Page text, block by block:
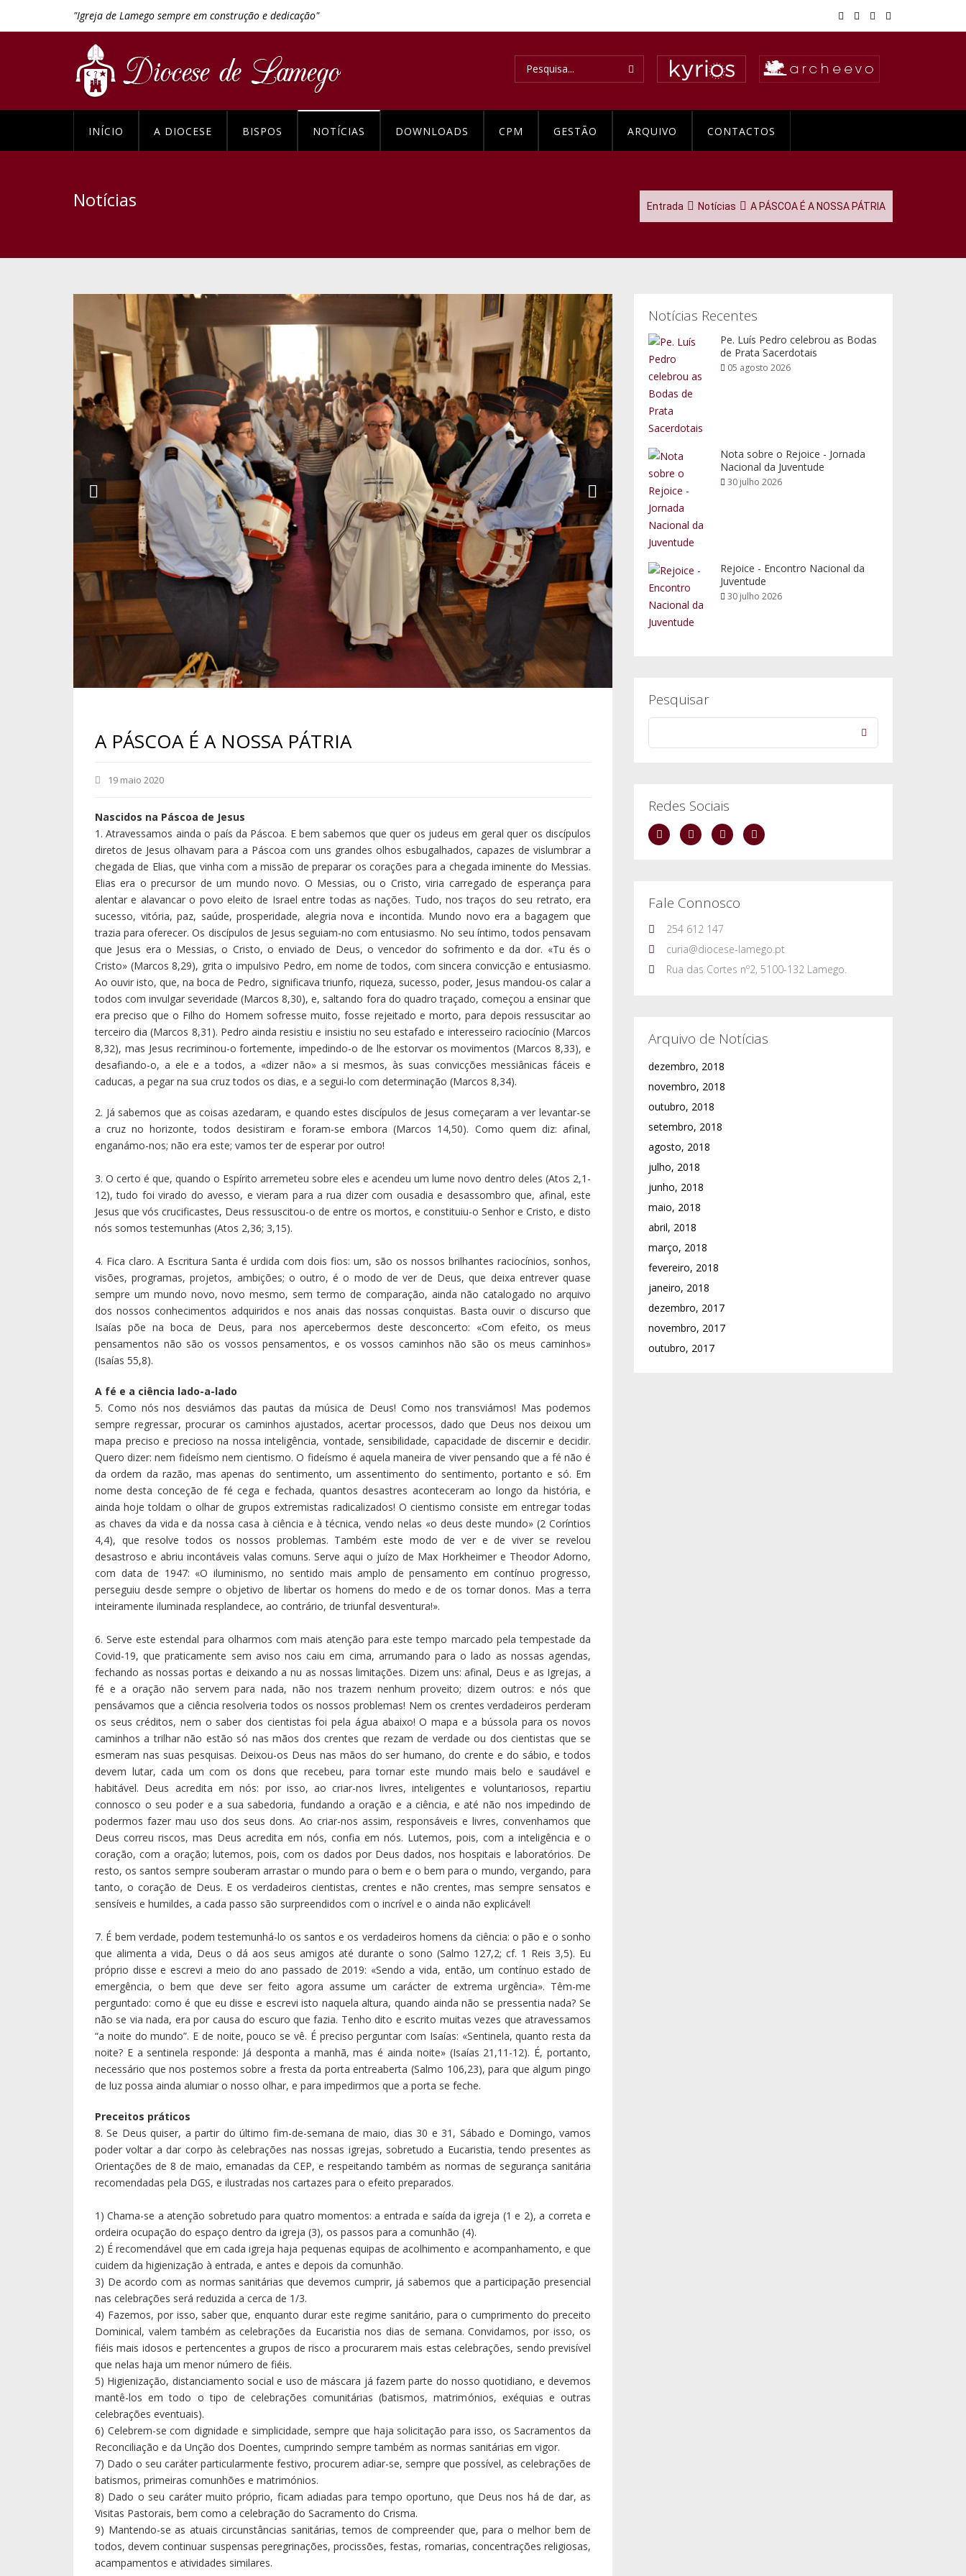
"Igreja de Lamego sempre em construção e dedicação"
INÍCIO A DIOCESE BISPOS NOTÍCIAS DOWNLOADS CPM GESTÃO ARQUIVO CONTACTOS
Notícias Entrada Notícias A PÁSCOA É A NOSSA PÁTRIA
Previous Next
A PÁSCOA É A NOSSA PÁTRIA
19 maio 2020
Nascidos na Páscoa de Jesus
1. Atravessamos ainda o país da Páscoa. E bem sabemos que quer os judeus em geral quer os discípulos
diretos de Jesus olhavam para a Páscoa com uns grandes olhos esbugalhados, capazes de vislumbrar a
chegada de Elias, que vinha com a missão de preparar os corações para a chegada iminente do Messias.
Elias era o precursor de um mundo novo. O Messias, ou o Cristo, viria carregado de esperança para
alentar e alavancar o povo eleito de Israel entre todas as nações. Tudo, nos traços do seu retrato, era
sucesso, vitória, paz, saúde, prosperidade, alegria nova e incontida. Mundo novo era a bagagem que
trazia para oferecer. Os discípulos de Jesus seguiam-no com entusiasmo. No seu íntimo, todos pensavam
que Jesus era o Messias, o Cristo, o enviado de Deus, o vencedor do sofrimento e da dor. «Tu és o
Cristo» (Marcos 8,29), grita o impulsivo Pedro, em nome de todos, com sincera convicção e entusiasmo.
Ao ouvir isto, que, na boca de Pedro, significava triunfo, riqueza, sucesso, poder, Jesus mandou-os calar a
todos com invulgar severidade (Marcos 8,30), e, saltando fora do quadro traçado, começou a ensinar que
era preciso que o Filho do Homem sofresse muito, fosse rejeitado e morto, para depois ressuscitar ao
terceiro dia (Marcos 8,31). Pedro ainda resistiu e insistiu no seu estafado e interesseiro raciocínio (Marcos
8,32), mas Jesus recriminou-o fortemente, impedindo-o de lhe estorvar os movimentos (Marcos 8,33), e
desafiando-o, a ele e a todos, a «dizer não» a si mesmos, às suas convicções messiânicas fáceis e
caducas, a pegar na sua cruz todos os dias, e a segui-lo com determinação (Marcos 8,34).
a cruz no horizonte, todos desistiram e foram-se embora (Marcos 14,50). Como quem diz: afinal,
enganámo-nos; não era este; vamos ter de esperar por outro!
3. O certo é que, quando o Espírito arremeteu sobre eles e acendeu um lume novo dentro deles (Atos 2,1-
Jesus que vós crucificastes, Deus ressuscitou-o de entre os mortos, e constituiu-o Senhor e Cristo, e disto
nós somos testemunhas (Atos 2,36; 3,15).
4. Fica claro. A Escritura Santa é urdida com dois fios: um, são os nossos brilhantes raciocínios, sonhos,
visões, programas, projetos, ambições; o outro, é o modo de ver de Deus, que deixa entrever quase
sempre um mundo novo, novo mesmo, sem termo de comparação, ainda não catalogado no arquivo
dos nossos conhecimentos adquiridos e nos anais das nossas conquistas. Basta ouvir o discurso que
Isaías põe na boca de Deus, para nos apercebermos deste desconcerto: «Com efeito, os meus
pensamentos não são os vossos pensamentos, e os vossos caminhos não são os meus caminhos»
(Isaías 55,8).
A fé e a ciência lado-a-lado
5. Como nós nos desviámos das pautas da música de Deus! Como nos transviámos! Mas podemos
sempre regressar, procurar os caminhos ajustados, acertar processos, dado que Deus nos deixou um
mapa preciso e precioso na nossa inteligência, vontade, sensibilidade, capacidade de discernir e decidir.
Quero dizer: nem fideísmo nem cientismo. O fideísmo é aquela maneira de viver pensando que a fé não é
da ordem da razão, mas apenas do sentimento, um assentimento do sentimento, portanto e só. Em
ainda hoje toldam o olhar de grupos extremistas radicalizados! O cientismo consiste em entregar todas
as chaves da vida e da nossa casa à ciência e à técnica, vendo nelas «o deus deste mundo» (2 Coríntios
4,4), que resolve todos os nossos problemas. Também este modo de ver e de viver se revelou
com data de 1947: «O iluminismo, no sentido mais amplo de pensamento em contínuo progresso,
perseguiu desde sempre o objetivo de libertar os homens do medo e de os tornar donos. Mas a terra
inteiramente iluminada resplandece, ao contrário, de triunfal desventura!».
Covid-19, que praticamente sem aviso nos caiu em cima, arrumando para o lado as nossas agendas,
fechando as nossas portas e deixando a nu as nossas limitações. Dizem uns: afinal, Deus e as Igrejas, a
fé e a oração não servem para nada, não nos trazem nenhum proveito; dizem outros: e nós que
pensávamos que a ciência resolveria todos os nossos problemas! Nem os crentes verdadeiros perderam
os seus créditos, nem o saber dos cientistas foi pela água abaixo! O mapa e a bússola para os novos
caminhos a trilhar não estão só nas mãos dos crentes que rezam de verdade ou dos cientistas que se
esmeram nas suas pesquisas. Deixou-os Deus nas mãos do ser humano, do crente e do sábio, e todos
habitável. Deus acredita em nós: por isso, ao criar-nos livres, inteligentes e voluntariosos, repartiu
connosco o seu poder e a sua sabedoria, fundando a oração e a ciência, e até não nos impedindo de
podermos fazer mau uso dos seus dons. Ao criar-nos assim, responsáveis e livres, convenhamos que
Deus correu riscos, mas Deus acredita em nós, confia em nós. Lutemos, pois, com a inteligência e o
coração, com a oração; lutemos, pois, com os dados por Deus dados, nos hospitais e laboratórios. De
resto, os santos sempre souberam arrastar o mundo para o bem e o bem para o mundo, vergando, para
tanto, o coração de Deus. E os verdadeiros cientistas, crentes e não crentes, mas sempre sensatos e
sensíveis e humildes, a cada passo são surpreendidos com o incrível e o ainda não explicável!
7. É bem verdade, podem testemunhá-lo os santos e os verdadeiros homens da ciência: o pão e o sonho
que alimenta a vida, Deus o dá aos seus amigos até durante o sono (Salmo 127,2; cf. 1 Reis 3,5). Eu
próprio disse e escrevi a meio do ano passado de 2019: «Sendo a vida, então, um contínuo estado de
emergência, o bem que deve ser feito agora assume um carácter de extrema urgência». Têm-me
perguntado: como é que eu disse e escrevi isto naquela altura, quando ainda não se pressentia nada? Se
“a noite do mundo”. E de noite, pouco se vê. É preciso perguntar com Isaías: «Sentinela, quanto resta da
noite? E a sentinela responde: Já desponta a manhã, mas é ainda noite» (Isaías 21,11-12). É, portanto,
necessário que nos postemos sobre a fresta da porta entreaberta (Salmo 106,23), para que algum pingo
de luz possa ainda alumiar o nosso olhar, e para impedirmos que a porta se feche.
Preceitos práticos
8. Se Deus quiser, a partir do último fim-de-semana de maio, dias 30 e 31, Sábado e Domingo, vamos
poder voltar a dar corpo às celebrações nas nossas igrejas, sobretudo a Eucaristia, tendo presentes as
Orientações de 8 de maio, emanadas da CEP, e respeitando também as normas de segurança sanitária
recomendadas pela DGS, e ilustradas nos cartazes para o efeito preparados.
1) Chama-se a atenção sobretudo para quatro momentos: a entrada e saída da igreja (1 e 2), a correta e
ordeira ocupação do espaço dentro da igreja (3), os passos para a comunhão (4).
2) É recomendável que em cada igreja haja pequenas equipas de acolhimento e acompanhamento, e que
cuidem da higienização à entrada, e antes e depois da comunhão.
3) De acordo com as normas sanitárias que devemos cumprir, já sabemos que a participação presencial
nas celebrações será reduzida a cerca de 1/3.
Dominical, valem também as celebrações da Eucaristia nos dias de semana. Convidamos, por isso, os
fiéis mais idosos e pertencentes a grupos de risco a procurarem mais estas celebrações, sendo previsível
que nelas haja um menor número de fiéis.
5) Higienização, distanciamento social e uso de máscara já fazem parte do nosso quotidiano, e devemos
mantê-los em todo o tipo de celebrações comunitárias (batismos, matrimónios, exéquias e outras
celebrações eventuais).
6) Celebrem-se com dignidade e simplicidade, sempre que haja solicitação para isso, os Sacramentos da
Reconciliação e da Unção dos Doentes, cumprindo sempre também as normas sanitárias em vigor.
7) Dado o seu caráter particularmente festivo, procurem adiar-se, sempre que possível, as celebrações de
batismos, primeiras comunhões e matrimónios.
Visitas Pastorais, bem como a celebração do Sacramento do Crisma.
9) Mantendo-se as atuais circunstâncias sanitárias, temos de compreender que, para o melhor bem de
todos, devem continuar suspensas peregrinações, procissões, festas, romarias, concentrações religiosas,
acampamentos e atividades similares.
Neste tempo em que «já desponta a manhã, mas é ainda noite», quero saudar com muito afeto as 223
comunidades paroquiais da nossa Diocese de Lamego, em todos e cada um dos seus membros fiéis,
desde as crianças, privadas de tantas brincadeiras, até aos jovens, que mexeram com tudo quanto havia
na sua bela Jornada acabada de realizar, até aos pais e avós, e aos seus párocos, a quem agradeço a
presença e proximidade, e estimulo a continuar a lutar com entusiasmo e criatividade.
Tenho de saudar, não por dever, mas por emoção e gratidão, os nossos queridos velhinhos e
fragilizados, que têm estado confinados nos Lares espalhados pelo território da nossa Diocese. Que o
Senhor vos abençoe, meus amigos e meus irmãos! Estendo esta saudação muito sentida e comovida aos
cuidadores de todos os dias, que todos os dias e noites velam, e sabe Deus com que meios, por estes
irmãos e irmãs que habitam os nossos Lares. E deixai que estenda ainda este manto de muito apreço e
gratidão aos jovens voluntários que, vindos de outras partes do nosso país, quiseram dar uma mão de
amor aos velhinhos que de saúde e de amor estavam privados nos nossos Lares. Lembro
particularmente os jovens que vieram dar essa mão de amor no Lar de Nossa Senhora da Veiga, em Foz
Côa, acompanhados pelo P. Bernardo, no qual saúdo o voluntariado, discreto e carinhoso, de outros
sacerdotes que se fizeram o próximo do irmão caído neste novo caminho de Jericó que atravessámos.
Em tudo e sempre, sobretudo nesta hora de luta que reclama de nós todo o empenho e solicitude, contai
sempre com o vosso bispo e irmão, + António, que a todos acompanha e abençoa. E que Maria, Mãe de
Deus e nossa Mãe, neste mês que é seu, nos proteja com o seu olhar carinhoso.
Lamego, 17 de maio de 2020, Domingo VI da Páscoa
Notícias Recentes
Pe. Luís Pedro celebrou as Bodas
de Prata Sacerdotais
05 agosto 2026
Nota sobre o Rejoice - Jornada
Nacional da Juventude
30 julho 2026
Rejoice - Encontro Nacional da
Juventude
30 julho 2026
Pesquisar
Redes Sociais
Fale Connosco
254 612 147
curia@diocese-lamego.pt
Rua das Cortes nº2, 5100-132 Lamego.
Arquivo de Notícias
dezembro, 2018
novembro, 2018
outubro, 2018
setembro, 2018
agosto, 2018
julho, 2018
junho, 2018
maio, 2018
abril, 2018
março, 2018
fevereiro, 2018
janeiro, 2018
dezembro, 2017
novembro, 2017
outubro, 2017